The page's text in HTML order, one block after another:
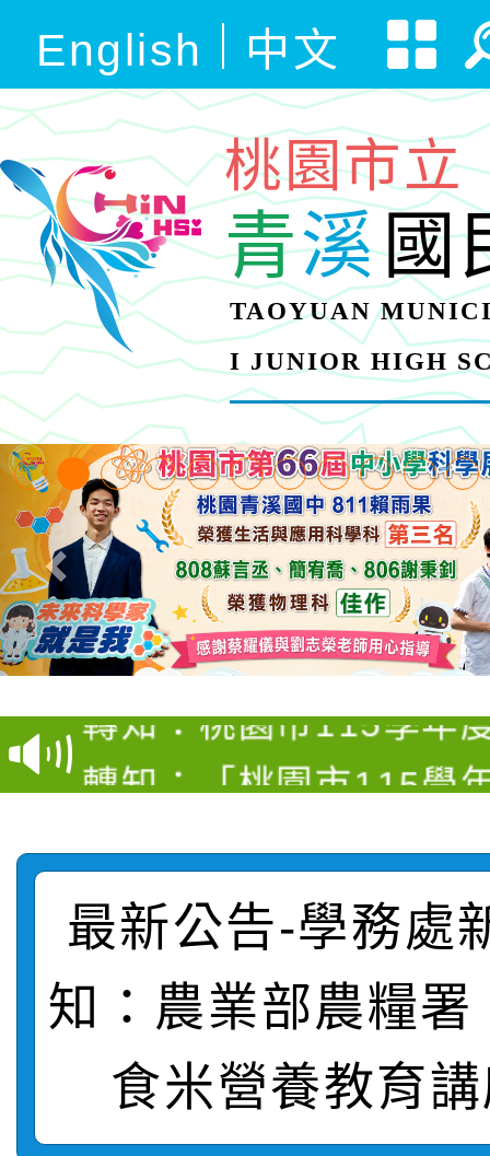
English 中文
桃園市立
青溪國
TAOYUAN
I JUNIOR HIGH
【甄選結果(第4招)】
學年度第1學期第9次代
結果(第4招)
【甄選結果(第12招)】
學年度第1學期第7次代
結果(第12招)
轉知：桃園市115學年
賽及師生本土語及新住
轉知：「桃園市115學
動辦法」
轉知臺中市政府政風處
城市手牽手，綠能透明
畫影片一案
轉知：「115學年度全
劇比賽實施要點」及修
表
轉知：桃園市115年度
敬師藝文競賽』實施計
【甄選結果(第11招)】
學年度第1學期第7次代
【甄選結果(第3招)】
最新公告-學務處
知：農業部農糧
食米營養教育